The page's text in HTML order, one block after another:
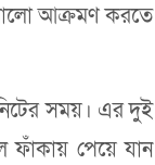
আক্রমণ করতে
সময়। এর দুই
ফাঁকায় পেয়ে যান